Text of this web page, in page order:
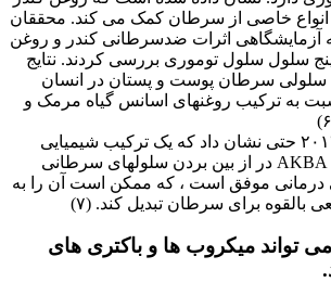
انواع خاصی از سرطان کمک می کند. محققان
آزمایشگاهی اثرات ضدسرطانی کندر و روغن
سلول سلول توموری بررسی کردند. نتایج
سلولی سرطان پوست و پستان در انسان
به ترکیب روغنهای اسانس گیاه مرمک و
مطالعه ای در سال ۲۰۱۲ حتی نشان داد که یک ترکیب شیمیایی
موجود در کندر به نام AKBA در از بین بردن سلولهای سرطانی
درمانی موفق است ، که ممکن است آن را به
بالقوه برای سرطان تبدیل کند. (۷)
تواند میکروب ها و باکتری های